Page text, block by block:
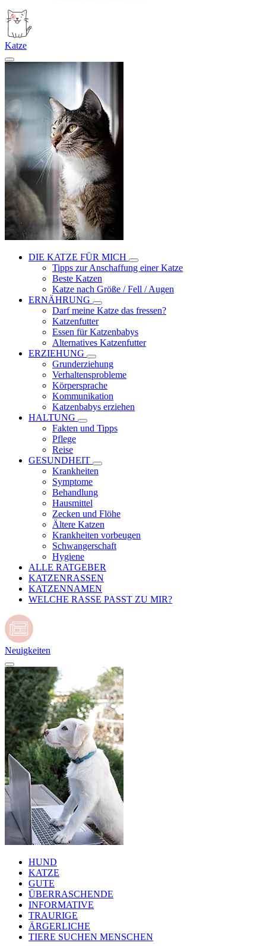
Katze
DIE KATZE FÜR MICH
Tipps zur Anschaffung einer Katze
Beste Katzen
Katze nach Größe / Fell / Augen
ERNÄHRUNG
Darf meine Katze das fressen?
Katzenfutter
Essen für Katzenbabys
Alternatives Katzenfutter
ERZIEHUNG
Grunderziehung
Verhaltensprobleme
Körpersprache
Kommunikation
Katzenbabys erziehen
HALTUNG
Fakten und Tipps
Pflege
Reise
GESUNDHEIT
Krankheiten
Symptome
Behandlung
Hausmittel
Zecken und Flöhe
Ältere Katzen
Krankheiten vorbeugen
Schwangerschaft
Hygiene
ALLE RATGEBER
KATZENRASSEN
KATZENNAMEN
WELCHE RASSE PASST ZU MIR?
Neuigkeiten
HUND
KATZE
GUTE
ÜBERRASCHENDE
INFORMATIVE
TRAURIGE
ÄRGERLICHE
TIERE SUCHEN MENSCHEN